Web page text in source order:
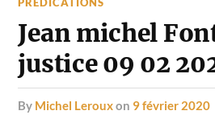
Jean michel
justice 09 02
by Michel Lerouxon 9 février 2020